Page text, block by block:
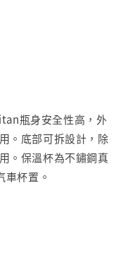
瓶身安全性高，外
。底部可拆設計，除
。保溫杯為不鏽鋼真
車杯置。